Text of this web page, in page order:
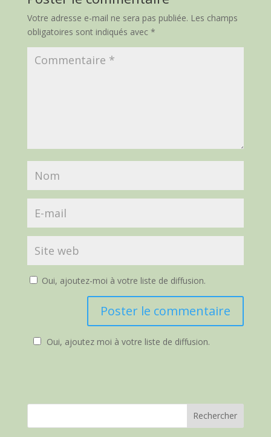
Votre adresse e-mail ne sera pas publiée. Les champs
obligatoires sont indiqués avec *
Oui, ajoutez-moi à votre liste de diffusion.
Oui, ajoutez moi à votre liste de diffusion.